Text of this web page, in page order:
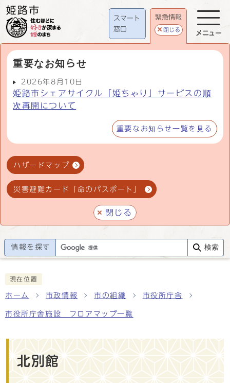
スマート
窓口
緊急情報
閉じる
重要なお知らせ
2026年8月10日
姫路市シェアサイクル「姫ちゃり」サービスの順
次再開について
重要なお知らせ一覧を見る
ハザードマップ
災害避難カード「命のパスポート」
閉じる
メニュー
情報を探す 検索
現在位置
ホーム 市政情報 市の組織 市役所庁舎
市役所庁舎施設 フロアマップ一覧
北別館